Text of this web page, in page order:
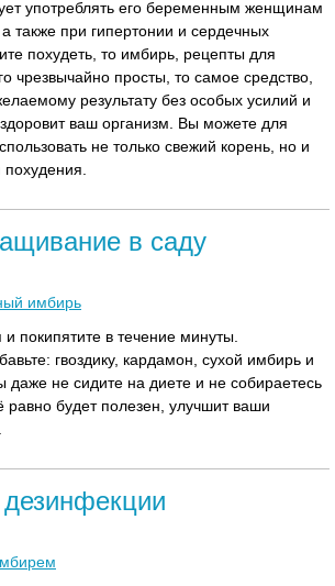
употреблять его беременным женщинам
также при гипертонии и сердечных
похудеть, то имбирь, рецепты для
чрезвычайно просты, то самое средство,
результату без особых усилий и
ваш организм. Вы можете для
не только свежий корень, но и
в саду
имбирь
покипятите в течение минуты.
гвоздику, кардамон, сухой имбирь и
даже не сидите на диете и не собираетесь
равно будет полезен, улучшит ваши